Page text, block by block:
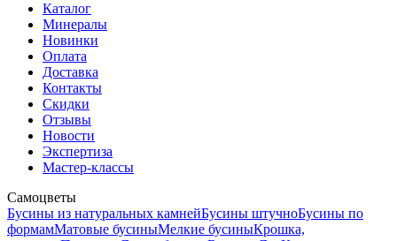
Каталог
Минералы
Новинки
Оплата
Доставка
Контакты
Скидки
Отзывы
Новости
Экспертиза
Мастер-классы
Самоцветы
Бусины из натуральных камнейБусины штучноБусины по
формамМатовые бусиныМелкие бусиныКрошка,